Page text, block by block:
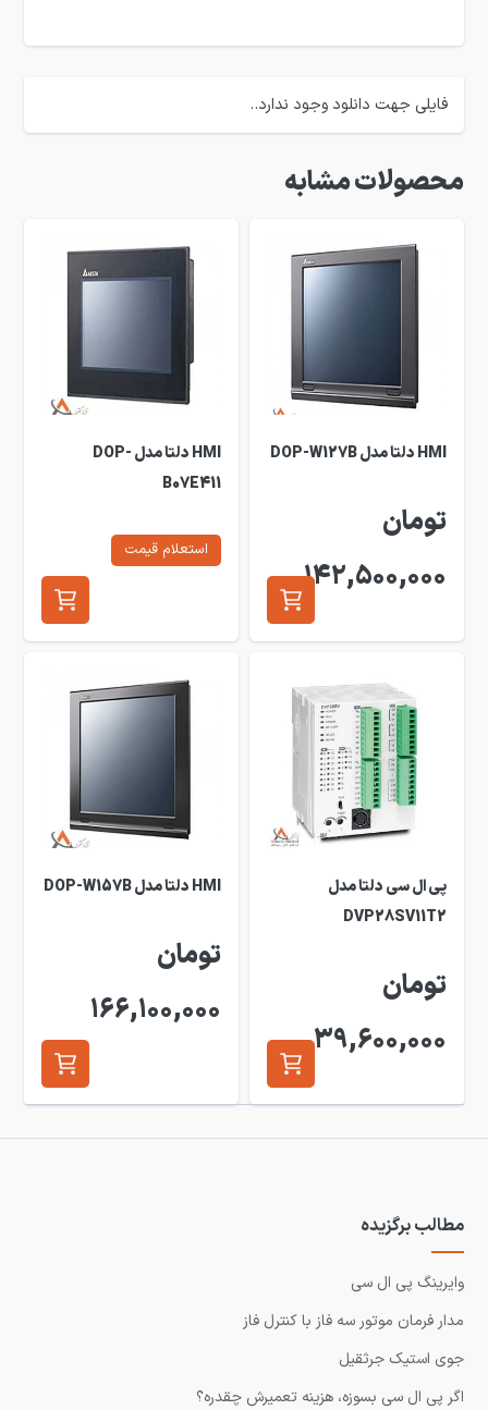
فایلی جهت دانلود وجود ندارد..
محصولات مشابه
HMI دلتا مدل DOP-W127B
تومان
142,500,000
HMI دلتا مدل DOP-
B07E411
استعلام قیمت
پی ال سی دلتا مدل
DVP28SV11T2
تومان
39,600,000
HMI دلتا مدل DOP-W157B
تومان
166,100,000
مطالب برگزیده
وایرینگ پی ال سی
مدار فرمان موتور سه فاز با کنترل فاز
جوی استیک جرثقیل
اگر پی ال سی بسوزه، هزینه تعمیرش چقدره؟